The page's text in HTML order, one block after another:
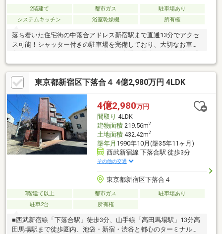
2階建て 都市ガス
駐車場あり
システムキッチン
浴室乾燥機 所有権
落ち着いた住宅街の中落合アドレス新宿駅まで直通13分でアクセ
ス可能！シャッター付きの駐車場を完備しており、大切なお車を
のある日常が味わえます。屋上からは、天気により富士山もご覧
いただけます。-------おすすめポイント-------◇3駅2路線利用可能◇
小、中学校徒歩10分圏内◇シャッター付き駐車場付き◇約59.70
坪の整形地◇建物延床面積約65.19坪と広々とした空間です◇天気
がいい日は屋上から富士山を望めます室内大変きれいにお使いで
す！貴重な大型戸建を是非、ご覧ください！お問い合わせお待ち
しております。
東京都新宿区下落合４ 4億2,980万円 4LDK
4億2,980万円
間取り 4LDK
建物面積219.56m2
土地面積432.42m2
築年月 1990年10月(築35年11ヶ月)
西武新宿線 下落合駅 徒歩3分
その他の交通
東京都新宿区下落合４
3階建て以上 都市ガス
駐車場あり
駐車2台
所有権
■西武新宿線「下落合駅」徒歩3分、山手線「高田馬場駅」13分高
田馬場駅まで徒歩圏内、池袋・新宿・渋谷と都心のターミナル駅